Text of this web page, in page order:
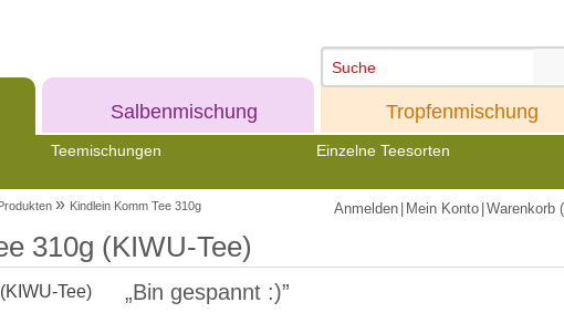
Teemischungen Einzelne Teesorten
Salbenmischung Tropfenmischung
» Kindlein Komm Tee 310g
Warenkorb
Mein Konto
Anmelden
310g (KIWU-Tee)
„Bin gespannt :)”